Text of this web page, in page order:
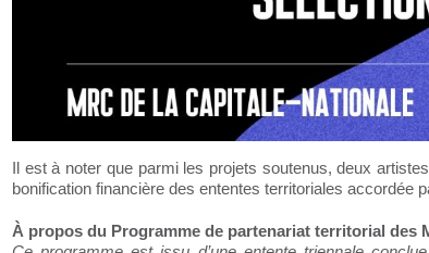
Il est à noter que parmi les projets soutenus, deux
bonification financière des ententes territoriales accordée
À propos du Programme de partenariat territorial des